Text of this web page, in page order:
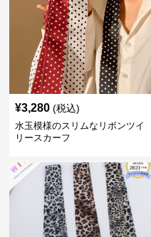
¥3,280 (税込)
水玉模様のスリムなリボンツイ
リースカーフ